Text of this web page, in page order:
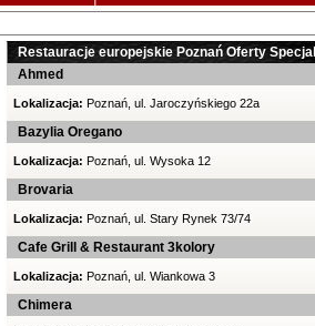
Restauracje europejskie Poznań Oferty
Ahmed
Lokalizacja: Poznań, ul. Jaroczyńskiego 22a
Bazylia Oregano
Lokalizacja: Poznań, ul. Wysoka 12
Brovaria
Lokalizacja: Poznań, ul. Stary Rynek 73/74
Cafe Grill & Restaurant 3kolory
Lokalizacja: Poznań, ul. Wiankowa 3
Chimera